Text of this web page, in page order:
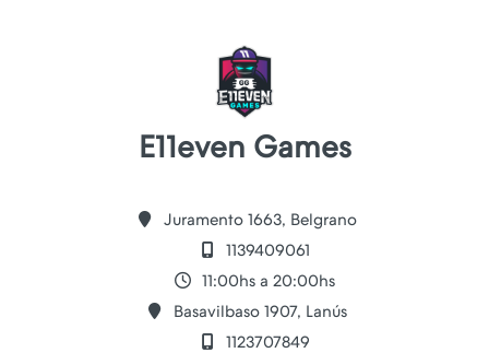
E11even Games
Juramento 1663, Belgrano
1139409061
11:00hs a 20:00hs
Basavilbaso 1907, Lanús
1123707849